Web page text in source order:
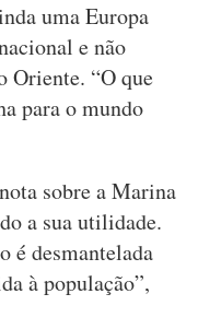
uma Europa
e não
Oriente. “O que
para o mundo
sobre a Marina
a sua utilidade.
é desmantelada
à população”,